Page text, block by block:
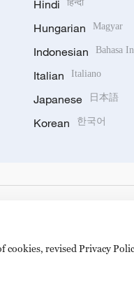
Hindi हिन्दी
Hungarian Magyar
Indonesian Bahasa
Italian Italiano
Japanese 日本語
Korean 한국어
revised Privacy